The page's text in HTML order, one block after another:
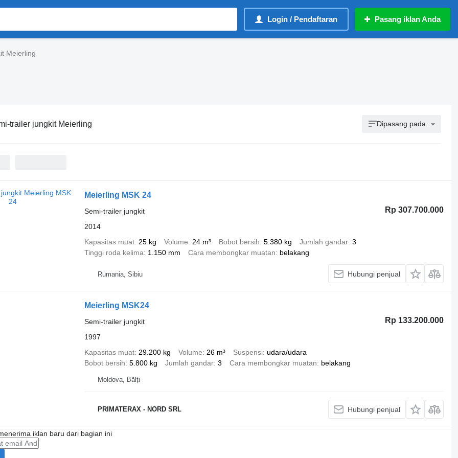
Login / Pendaftaran Pasang iklan Anda
Meierling
trailer jungkit Meierling Dipasang pada
Meierling MSK 24
Rp 307.700.000
Semi-trailer jungkit
2014
Kapasitas muat 25 kg Volume 24 m³ Bobot bersih 5.380 kg Jumlah gandar 3
Tinggi roda kelima
1.150 mm Cara membongkar muatan belakang
Rumania, Sibiu Hubungi penjual
Meierling MSK24
Rp 133.200.000
Semi-trailer jungkit
1997
Kapasitas muat 29.200 kg Volume 26 m³ Suspensi udara/udara
Bobot bersih 5.800 kg Jumlah gandar 3 Cara membongkar muatan belakang
Moldova, Bălți
PRIMATERAX - NORD SRL Hubungi penjual
iklan baru dari bagian ini